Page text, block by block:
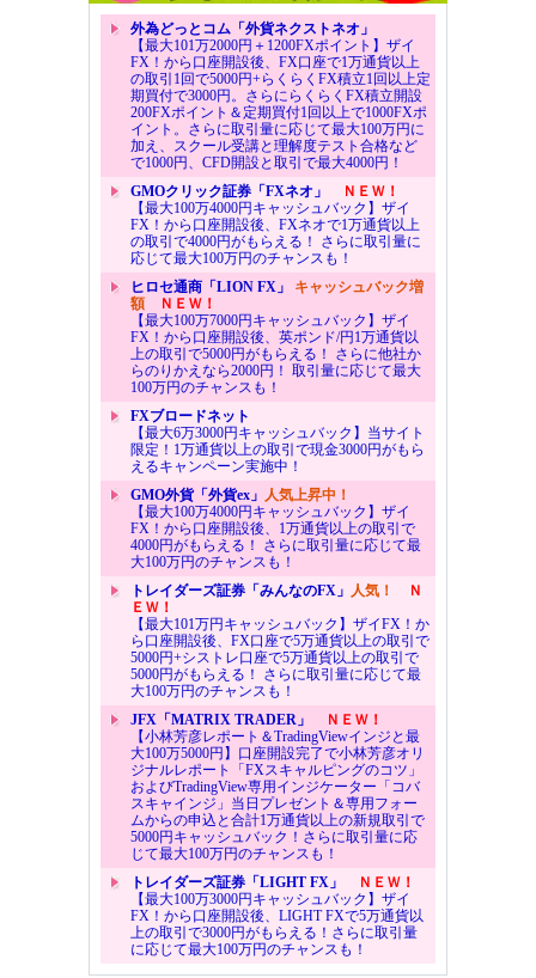
外為どっとコム「外貨ネクストネオ」
【最大101万2000円＋1200FXポイント】ザイ
FX！から口座開設後、FX口座で1万通貨以上
の取引1回で5000円+らくらくFX積立1回以上定
期買付で3000円。さらにらくらくFX積立開設
200FXポイント＆定期買付1回以上で1000FXポ
イント。さらに取引量に応じて最大100万円に
加え、スクール受講と理解度テスト合格など
で1000円、CFD開設と取引で最大4000円！
GMOクリック証券「FXネオ」
ＮＥＷ！
【最大100万4000円キャッシュバック】ザイ
FX！から口座開設後、FXネオで1万通貨以上
の取引で4000円がもらえる！ さらに取引量に
応じて最大100万円のチャンスも！
ヒロセ通商「LION FX」 キャッシュバック増
額ＮＥＷ！
【最大100万7000円キャッシュバック】ザイ
FX！から口座開設後、英ポンド/円1万通貨以
上の取引で5000円がもらえる！ さらに他社か
らのりかえなら2000円！ 取引量に応じて最大
100万円のチャンスも！
FXブロードネット
【最大6万3000円キャッシュバック】当サイト
限定！1万通貨以上の取引で現金3000円がもら
えるキャンペーン実施中！
GMO外貨「外貨ex」 人気上昇中！
【最大100万4000円キャッシュバック】ザイ
FX！から口座開設後、1万通貨以上の取引で
4000円がもらえる！ さらに取引量に応じて最
大100万円のチャンスも！
トレイダーズ証券「みんなのFX」 人気！
Ｎ
ＥＷ！
【最大101万円キャッシュバック】ザイFX！か
ら口座開設後、FX口座で5万通貨以上の取引で
5000円+シストレ口座で5万通貨以上の取引で
5000円がもらえる！ さらに取引量に応じて最
大100万円のチャンスも！
JFX「MATRIX TRADER」
ＮＥＷ！
【小林芳彦レポート＆TradingViewインジと最
大100万5000円】口座開設完了で小林芳彦オリ
ジナルレポート「FXスキャルピングのコツ」
およびTradingView専用インジケーター「コバ
スキャインジ」当日プレゼント＆専用フォー
ムからの申込と合計1万通貨以上の新規取引で
5000円キャッシュバック！さらに取引量に応
じて最大100万円のチャンスも！
トレイダーズ証券「LIGHT FX」
ＮＥＷ！
【最大100万3000円キャッシュバック】ザイ
FX！から口座開設後、LIGHT FXで5万通貨以
上の取引で3000円がもらえる！さらに取引量
に応じて最大100万円のチャンスも！